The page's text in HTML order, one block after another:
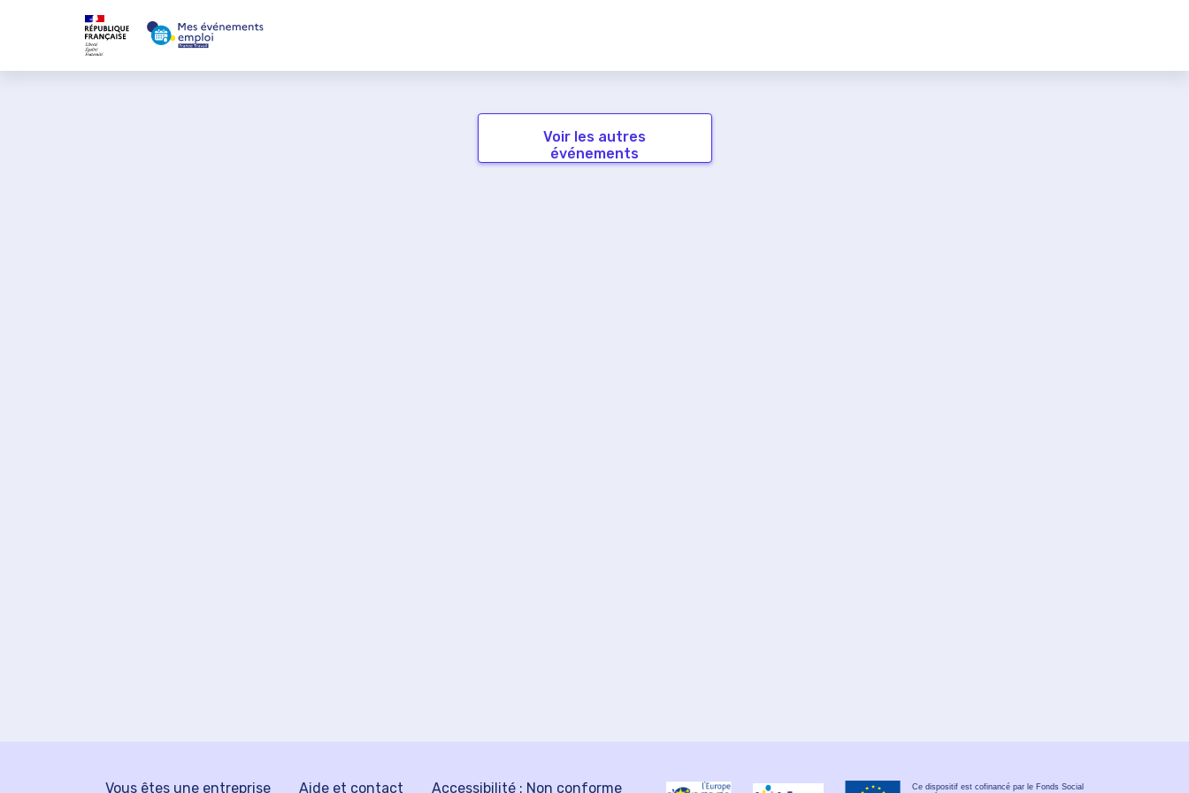
Voir les autres
événements
Vous êtes une entreprise Aide et contact Accessibilité : Non conforme
Ce dispositif est cofinancé par le Fonds Social